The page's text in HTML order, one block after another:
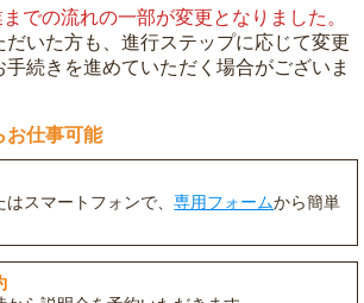
での流れの一部が変更となりました。
だいた方も、進行ステップに応じて変更
続きを進めていただく場合がございま
お仕事可能
はスマートフォンで、専用フォームから簡単